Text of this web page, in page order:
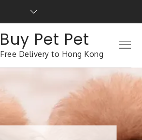
Buy Pet Pet
Free Delivery to Hong Kong